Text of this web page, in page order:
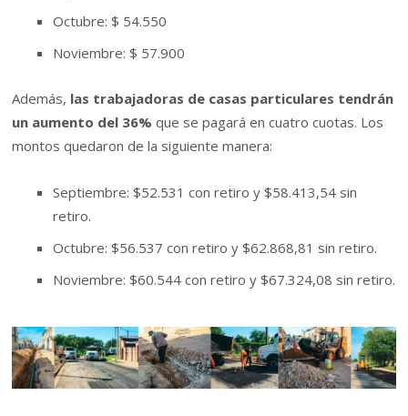
Octubre: $ 54.550
Noviembre: $ 57.900
Además, las trabajadoras de casas particulares tendrán
un aumento del 36% que se pagará en cuatro cuotas. Los
montos quedaron de la siguiente manera:
Septiembre: $52.531 con retiro y $58.413,54 sin
retiro.
Octubre: $56.537 con retiro y $62.868,81 sin retiro.
Noviembre: $60.544 con retiro y $67.324,08 sin retiro.